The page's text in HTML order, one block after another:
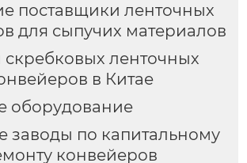
поставщики ленточных
для сыпучих материалов
скребковых ленточных
в Китае
оборудование
заводы по капитальному
конвейеров